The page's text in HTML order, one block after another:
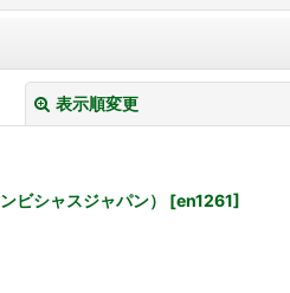
表示順変更
シャスジャパン） [en1261]